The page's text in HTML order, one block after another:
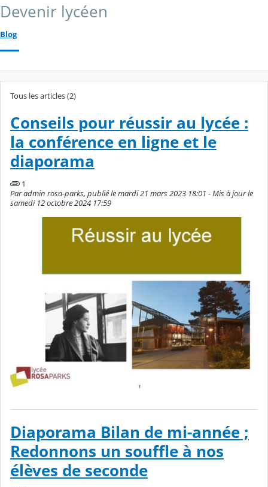
Devenir lycéen
Blog
Tous les articles (2)
Conseils pour réussir au lycée :
la conférence en ligne et le
diaporama
1
Par admin rosa-parks, publié le mardi 21 mars 2023 18:01 - Mis à jour le
samedi 12 octobre 2024 17:59
Diaporama Bilan de mi-année ;
Redonnons un souffle à nos
élèves de seconde